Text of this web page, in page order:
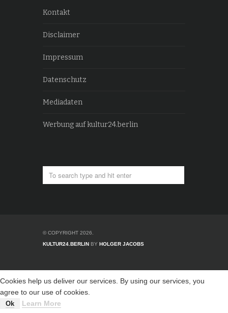
Kontakt
Disclaimer
Impressum
Datenschutz
Mediadaten
Werbung auf kultur24.berlin
© COPYRIGHT 2026.
KULTUR24.BERLINBY HOLGER JACOBS
Cookies help us deliver our services. By using our services, you
agree to our use of cookies.
Ok Learn More